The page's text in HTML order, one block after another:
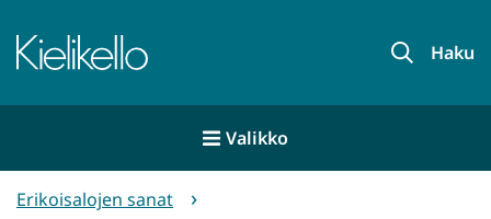
sisältöön
Etusivu Haku
Valikko
Erikoisalojen sanat